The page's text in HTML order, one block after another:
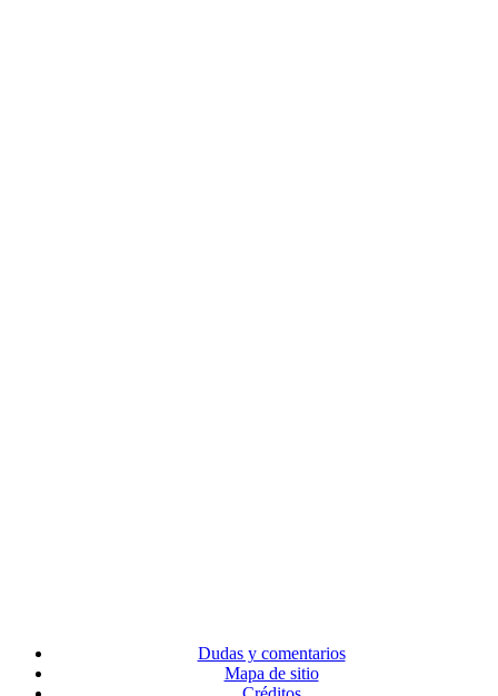
Dudas y comentarios
Mapa de sitio